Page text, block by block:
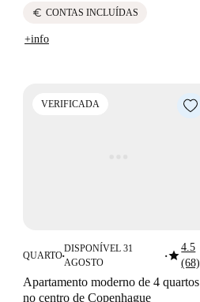
euro CONTAS INCLUÍDAS
+info
VERIFICADA
QUARTO■
DISPONÍVEL 31
AGOSTO
■star4.5
(68)
Apartamento moderno de 4 quartos
no centro de Copenhague